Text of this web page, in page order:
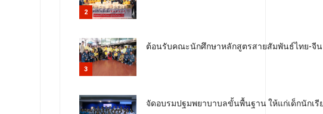
2
3
ต้อนรับคณะนักศึกษาหลักสูตรสายสัมพันธ์ไทย-จีน
จัดอบรมปฐมพยาบาบลขั้นพื้นฐาน ให้แก่เด็กนักเรี